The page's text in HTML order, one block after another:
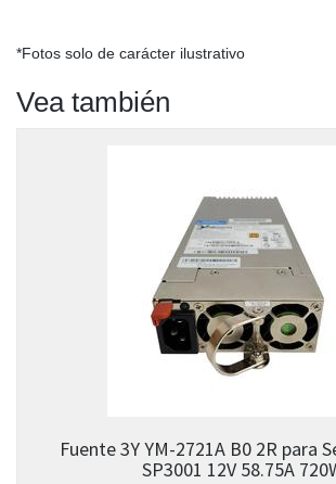
*Fotos solo de carácter ilustrativo
Vea también
Fuente 3Y YM-2721A B0 2R para
SP3001 12V 58.75A